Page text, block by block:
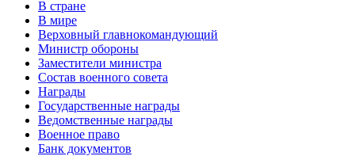
В стране
В мире
Верховный главнокомандующий
Министр обороны
Заместители министра
Состав военного совета
Награды
Государственные награды
Ведомственные награды
Военное право
Банк документов